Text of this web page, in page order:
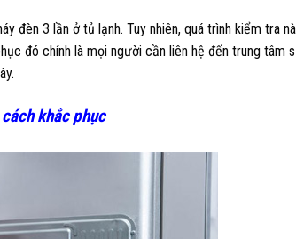
đèn 3 lần ở tủ lạnh. Tuy nhiên, quá trình kiểm tra
đó chính là mọi người cần liên hệ đến trung tâm
khắc phục